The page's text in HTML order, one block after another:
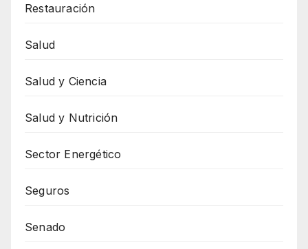
Restauración
Salud
Salud y Ciencia
Salud y Nutrición
Sector Energético
Seguros
Senado